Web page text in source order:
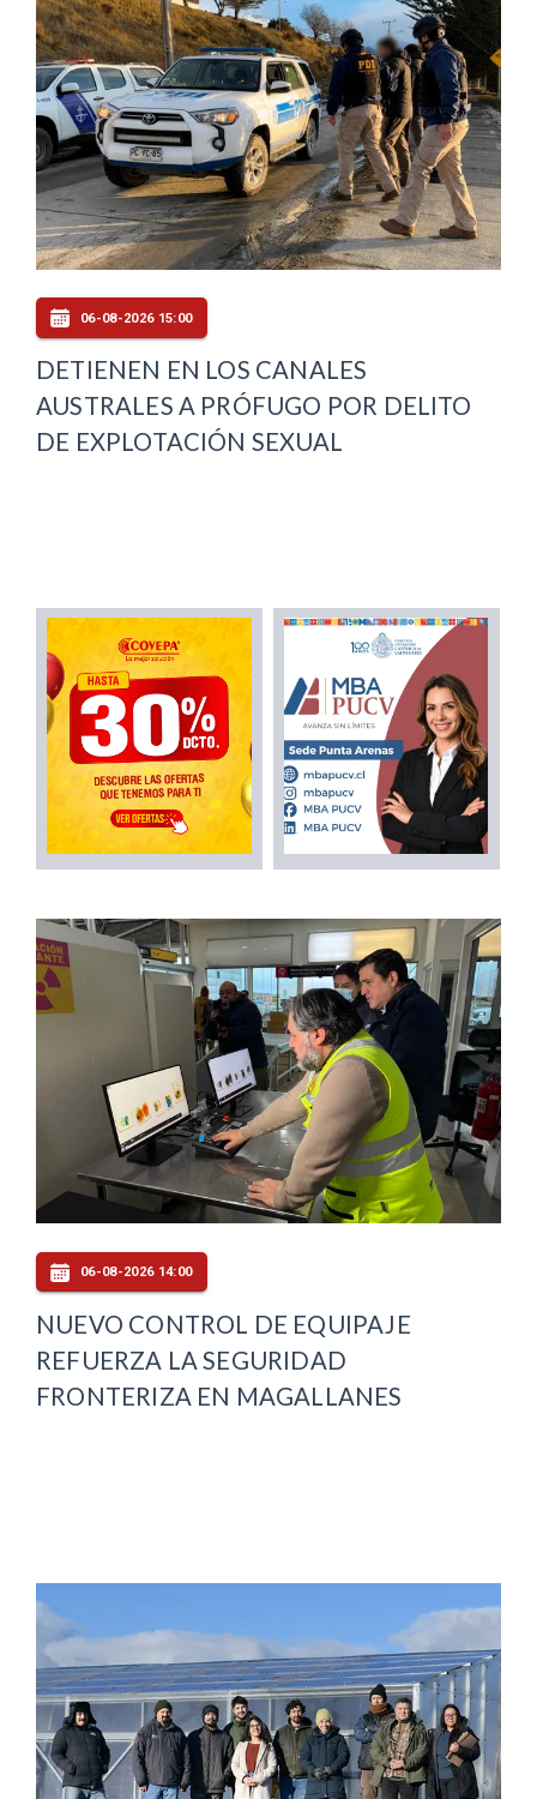
06-08-2026 15:00
DETIENEN EN LOS CANALES
AUSTRALES A PRÓFUGO POR DELITO
DE EXPLOTACIÓN SEXUAL
06-08-2026 14:00
NUEVO CONTROL DE EQUIPAJE
REFUERZA LA SEGURIDAD
FRONTERIZA EN MAGALLANES